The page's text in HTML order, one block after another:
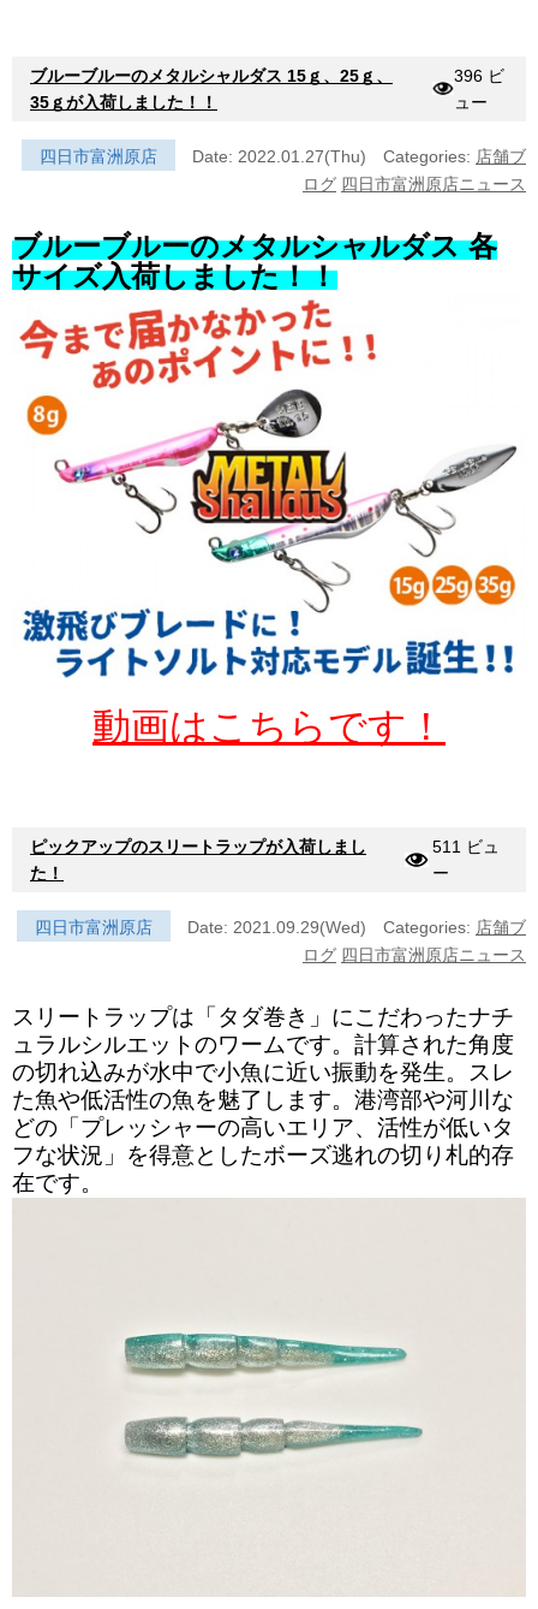
ブルーブルーのメタルシャルダス 15ｇ、25ｇ、
35ｇが入荷しました！！
396 ビ
ュー
四日市富洲原店 Date: 2022.01.27(Thu) Categories: 店舗ブ
ログ 四日市富洲原店ニュース
ブルーブルーのメタルシャルダス 各
サイズ入荷しました！！
動画はこちらです！
ピックアップのスリートラップが入荷しまし
た！
511 ビュ
ー
四日市富洲原店 Date: 2021.09.29(Wed) Categories: 店舗ブ
ログ 四日市富洲原店ニュース
スリートラップは「タダ巻き」にこだわったナチ
ュラルシルエットのワームです。計算された角度
の切れ込みが水中で小魚に近い振動を発生。スレ
た魚や低活性の魚を魅了します。港湾部や河川な
どの「プレッシャーの高いエリア、活性が低いタ
フな状況」を得意としたボーズ逃れの切り札的存
在です。